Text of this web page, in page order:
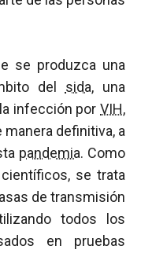
se produzca una
del sida, una
infección por VIH,
definitiva, a
pandemia. Como
se trata
de transmisión
todos los
en pruebas